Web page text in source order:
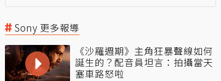
Sony 更多報導
《沙羅週期》主角狂暴聲線如何
誕生的？配音員坦言：拍攝當天
塞車路怒啦